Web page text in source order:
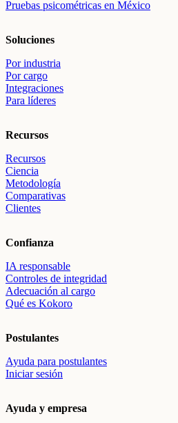
Pruebas psicométricas en México
Soluciones
Por industria
Por cargo
Integraciones
Para líderes
Recursos
Recursos
Ciencia
Metodología
Comparativas
Clientes
Confianza
IA responsable
Controles de integridad
Adecuación al cargo
Qué es Kokoro
Postulantes
Ayuda para postulantes
Iniciar sesión
Ayuda y empresa